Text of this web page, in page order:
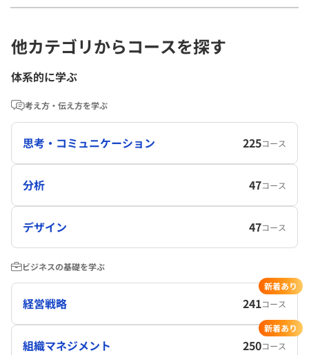
他カテゴリからコースを探す
体系的に学ぶ
考え方・伝え方を学ぶ
思考・コミュニケーション 225コース
分析 47コース
デザイン 47コース
ビジネスの基礎を学ぶ
経営戦略 241コース
新着あり
組織マネジメント 250コース
新着あり